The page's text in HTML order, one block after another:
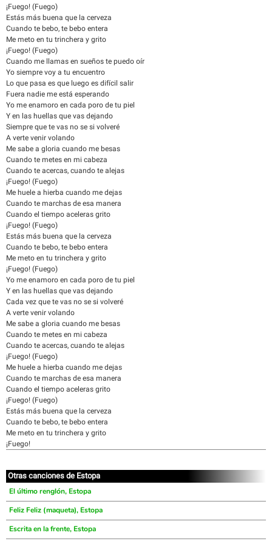
¡Fuego! (Fuego)
Estás más buena que la cerveza
Cuando te bebo, te bebo entera
Me meto en tu trinchera y grito
¡Fuego! (Fuego)
Cuando me llamas en sueños te puedo oír
Yo siempre voy a tu encuentro
Lo que pasa es que luego es difícil salir
Fuera nadie me está esperando
Yo me enamoro en cada poro de tu piel
Y en las huellas que vas dejando
Siempre que te vas no se si volveré
A verte venir volando
Me sabe a gloria cuando me besas
Cuando te metes en mi cabeza
Cuando te acercas, cuando te alejas
¡Fuego! (Fuego)
Me huele a hierba cuando me dejas
Cuando te marchas de esa manera
Cuando el tiempo aceleras grito
¡Fuego! (Fuego)
Estás más buena que la cerveza
Cuando te bebo, te bebo entera
Me meto en tu trinchera y grito
¡Fuego! (Fuego)
Yo me enamoro en cada poro de tu piel
Y en las huellas que vas dejando
Cada vez que te vas no se si volveré
A verte venir volando
Me sabe a gloria cuando me besas
Cuando te metes en mi cabeza
Cuando te acercas, cuando te alejas
¡Fuego! (Fuego)
Me huele a hierba cuando me dejas
Cuando te marchas de esa manera
Cuando el tiempo aceleras grito
¡Fuego! (Fuego)
Estás más buena que la cerveza
Cuando te bebo, te bebo entera
Me meto en tu trinchera y grito
¡Fuego!
Otras canciones de Estopa
El último renglón, Estopa
Feliz Feliz (maqueta), Estopa
Escrita en la frente, Estopa